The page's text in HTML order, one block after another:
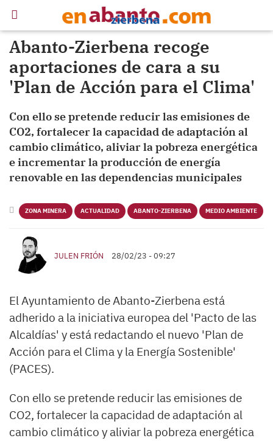
Abanto-Zierbena recoge
aportaciones de cara a su
'Plan de Acción para el Clima'
Con ello se pretende reducir las emisiones de
CO2, fortalecer la capacidad de adaptación al
cambio climático, aliviar la pobreza energética
e incrementar la producción de energía
renovable en las dependencias municipales
ZONA MINERA ACTUALIDAD ABANTO-ZIERBENA MEDIO AMBIENTE
JULEN FRIÓN 28/02/23 - 09:27
El Ayuntamiento de Abanto-Zierbena está
adherido a la iniciativa europea del 'Pacto de las
Alcaldías' y está redactando el nuevo 'Plan de
Acción para el Clima y la Energía Sostenible'
(PACES).
Con ello se pretende reducir las emisiones de
CO2, fortalecer la capacidad de adaptación al
cambio climático y aliviar la pobreza energética